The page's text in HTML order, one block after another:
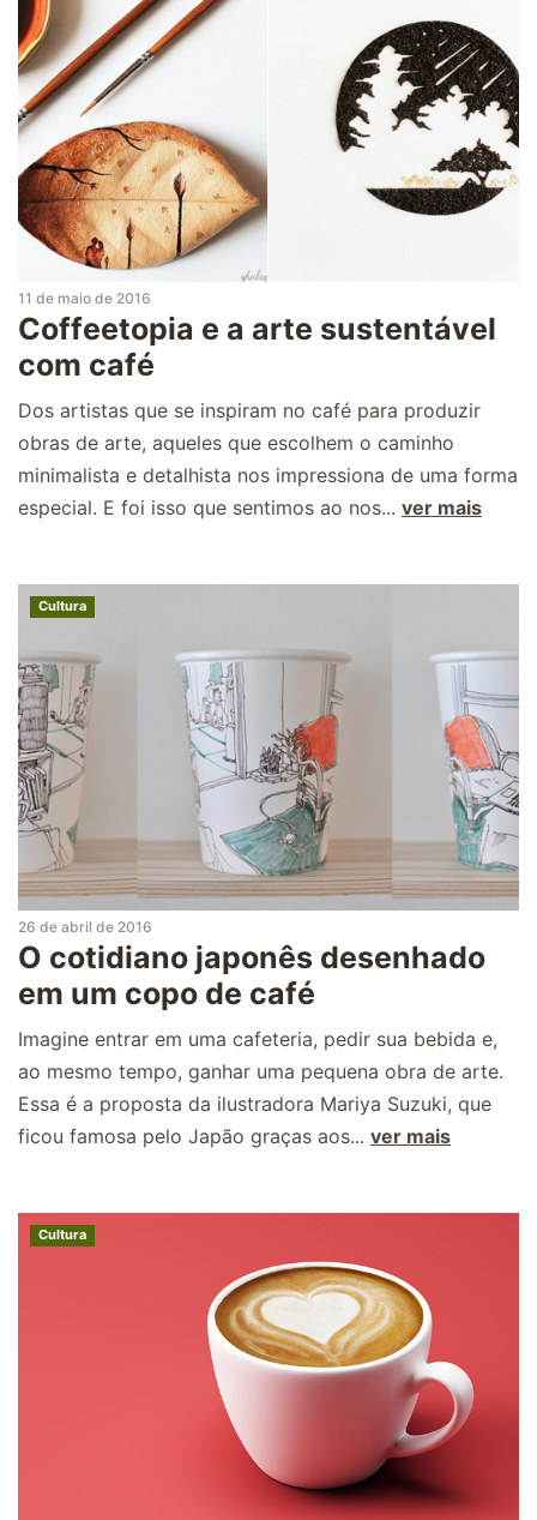
11 de maio de 2016
Coffeetopia e a arte sustentável
com café
Dos artistas que se inspiram no café para produzir
obras de arte, aqueles que escolhem o caminho
minimalista e detalhista nos impressiona de uma forma
especial. E foi isso que sentimos ao nos... ver mais
Cultura
26 de abril de 2016
O cotidiano japonês desenhado
em um copo de café
Imagine entrar em uma cafeteria, pedir sua bebida e,
ao mesmo tempo, ganhar uma pequena obra de arte.
Essa é a proposta da ilustradora Mariya Suzuki, que
ficou famosa pelo Japão graças aos... ver mais
Cultura